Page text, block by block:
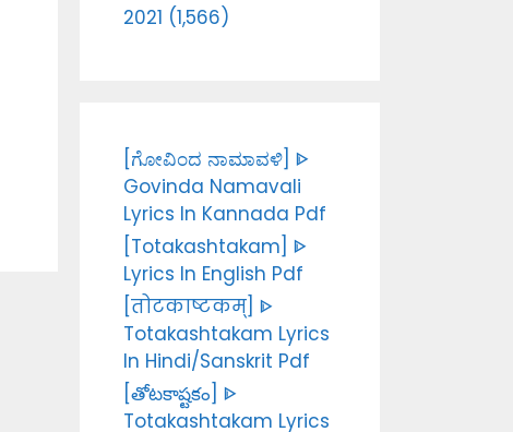
2021 (1,566)
[ಗೋವಿಂದ ನಾಮಾವಳಿ] ᐈ
Govinda Namavali
Lyrics In Kannada Pdf
[Totakashtakam] ᐈ
Lyrics In English Pdf
[तोटकाष्टकम्] ᐈ
Totakashtakam Lyrics
In Hindi/Sanskrit Pdf
[తోటకాష్టకం] ᐈ
Totakashtakam Lyrics